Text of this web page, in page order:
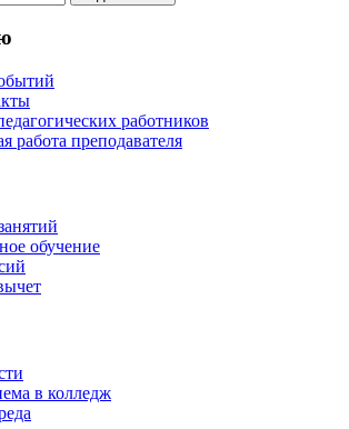
работников
работа преподавателя
обучение
в колледж